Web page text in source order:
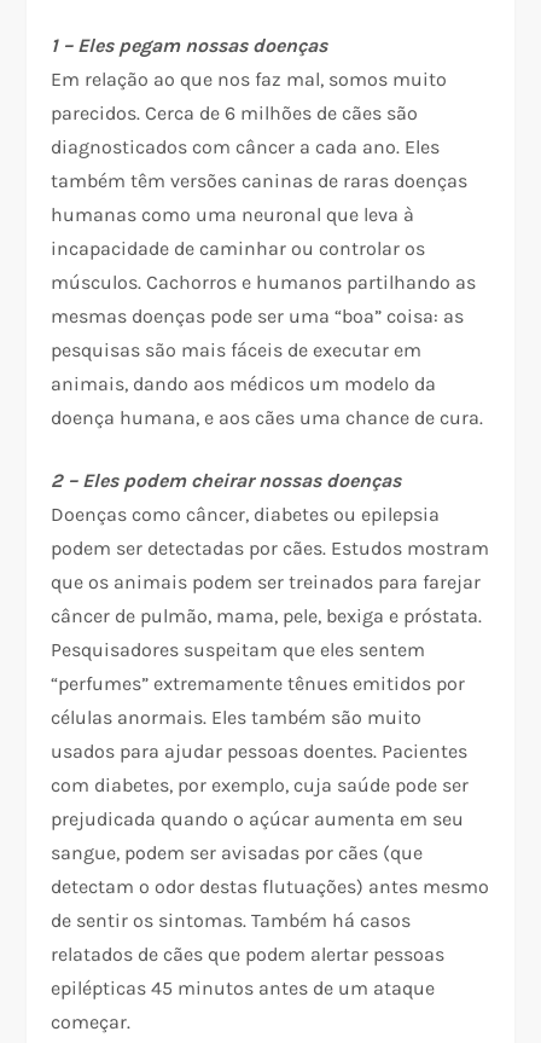
1 – Eles pegam nossas doenças
Em relação ao que nos faz mal, somos muito
parecidos. Cerca de 6 milhões de cães são
diagnosticados com câncer a cada ano. Eles
também têm versões caninas de raras doenças
humanas como uma neuronal que leva à
incapacidade de caminhar ou controlar os
músculos. Cachorros e humanos partilhando as
mesmas doenças pode ser uma “boa” coisa: as
pesquisas são mais fáceis de executar em
animais, dando aos médicos um modelo da
doença humana, e aos cães uma chance de cura.
2 – Eles podem cheirar nossas doenças
Doenças como câncer, diabetes ou epilepsia
podem ser detectadas por cães. Estudos mostram
que os animais podem ser treinados para farejar
câncer de pulmão, mama, pele, bexiga e próstata.
Pesquisadores suspeitam que eles sentem
“perfumes” extremamente tênues emitidos por
células anormais. Eles também são muito
usados para ajudar pessoas doentes. Pacientes
com diabetes, por exemplo, cuja saúde pode ser
prejudicada quando o açúcar aumenta em seu
sangue, podem ser avisadas por cães (que
detectam o odor destas flutuações) antes mesmo
de sentir os sintomas. Também há casos
relatados de cães que podem alertar pessoas
epilépticas 45 minutos antes de um ataque
começar.